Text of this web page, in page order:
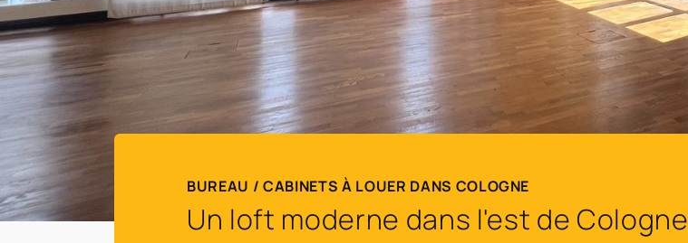
BUREAU / CABINETS À LOUER DANS COLOGNE
Un loft moderne dans l'est de Cologne